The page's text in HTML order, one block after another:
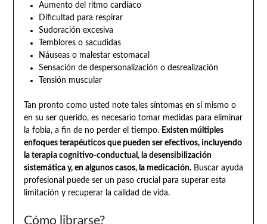
Aumento del ritmo cardíaco
Dificultad para respirar
Sudoración excesiva
Temblores o sacudidas
Náuseas o malestar estomacal
Sensación de despersonalización o desrealización
Tensión muscular
Tan pronto como usted note tales síntomas en sí mismo o
en su ser querido, es necesario tomar medidas para eliminar
la fobia, a fin de no perder el tiempo. Existen múltiples
enfoques terapéuticos que pueden ser efectivos, incluyendo
la terapia cognitivo-conductual, la desensibilización
sistemática y, en algunos casos, la medicación.Buscar ayuda
profesional puede ser un paso crucial para superar esta
limitación y recuperar la calidad de vida.
Cómo librarse?